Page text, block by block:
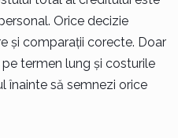
Orice decizie
și comparații corecte. Doar
termen lung și costurile
înainte să semnezi orice